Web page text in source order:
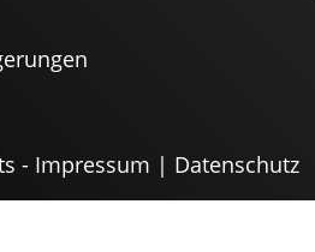
- Impressum | Datenschutz